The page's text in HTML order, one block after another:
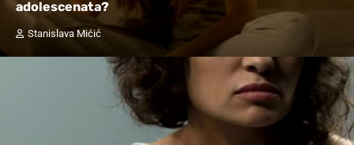
adolescenata?
Stanislava Mićić